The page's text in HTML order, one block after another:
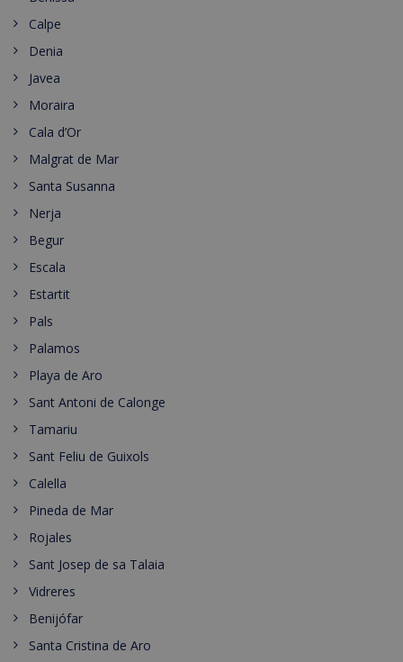
Calpe
Denia
Javea
Moraira
Cala d’Or
Malgrat de Mar
Santa Susanna
Nerja
Begur
Escala
Estartit
Pals
Palamos
Playa de Aro
Sant Antoni de Calonge
Tamariu
Sant Feliu de Guixols
Calella
Pineda de Mar
Rojales
Sant Josep de sa Talaia
Vidreres
Benijófar
Santa Cristina de Aro